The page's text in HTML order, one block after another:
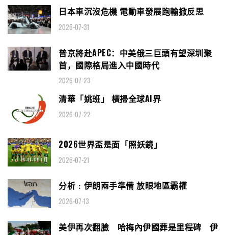
日本車沉沒危機 電動車發展跑輸掀反思
2026-07-31
普京將赴APEC：中美俄三巨頭有望深圳聚
首，國際格局進入中國時代
2026-07-23
清華「姚班」 橫掃全球AI界
2026-07-22
2026世界盃是面「照妖鏡」
2026-07-21
分析﹕伊朗兩手準備 放眼地區霸權
2026-07-13
美伊再次翻臉 哈梅內伊國葬是里程碑 伊